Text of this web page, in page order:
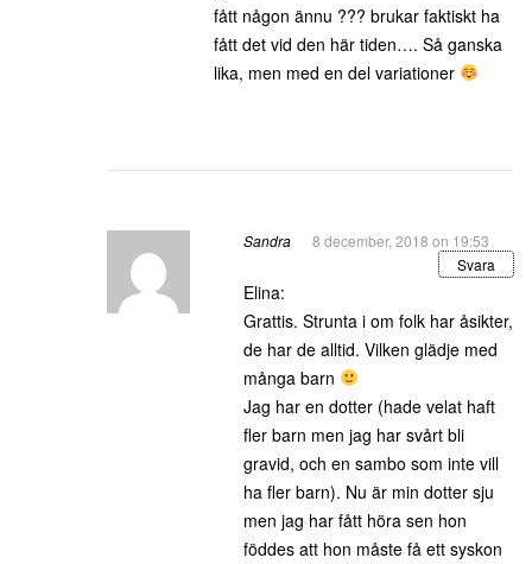
fått någon ännu ??? brukar faktiskt ha
fått det vid den här tiden…. Så ganska
lika, men med en del variationer
Sandra
8 december, 2018 on 19:53
Svara
Elina:
Grattis. Strunta i om folk har åsikter,
de har de alltid. Vilken glädje med
många barn
Jag har en dotter (hade velat haft
fler barn men jag har svårt bli
gravid, och en sambo som inte vill
ha fler barn). Nu är min dotter sju
men jag har fått höra sen hon
föddes att hon måste få ett syskon